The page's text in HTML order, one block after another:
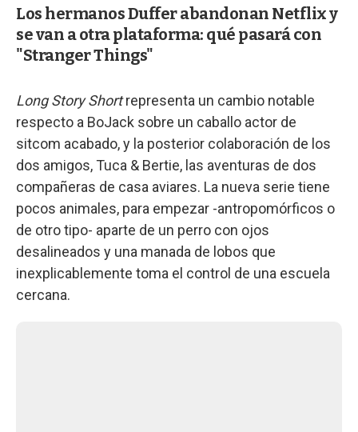
Los hermanos Duffer abandonan Netflix y
se van a otra plataforma: qué pasará con
"Stranger Things"
Long Story Shortrepresenta un cambio notable
respecto a BoJack sobre un caballo actor de
sitcom acabado, y la posterior colaboración de los
dos amigos, Tuca & Bertie, las aventuras de dos
compañeras de casa aviares. La nueva serie tiene
pocos animales, para empezar -antropomórficos o
de otro tipo- aparte de un perro con ojos
desalineados y una manada de lobos que
inexplicablemente toma el control de una escuela
cercana.